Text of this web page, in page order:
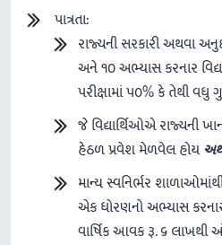
પાત્રતા:
રાજ્યની સરકારી અથવા
અને ૧૦ અભ્યાસ કરનાર
પરીક્ષામાં ૫૦% કે તેથી
જે વિદ્યાર્થિઓએ રાજ્યની
હેઠળ પ્રવેશ મેળવેલ હોય
માન્ય સ્વનિર્ભર
એક ધોરણનો અભ્યાસ
વાર્ષિક આવક રૂ. ૬ લાખથી